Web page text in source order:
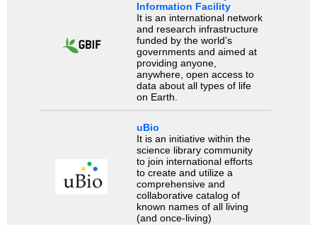
Information Facility
It is an international network
and research infrastructure
funded by the world’s
governments and aimed at
providing anyone,
anywhere, open access to
data about all types of life
on Earth.
uBio
It is an initiative within the
science library community
to join international efforts
to create and utilize a
comprehensive and
collaborative catalog of
known names of all living
(and once-living)